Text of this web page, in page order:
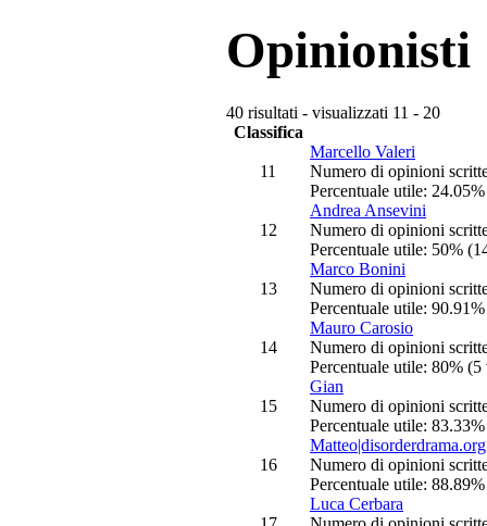
Opinionisti
40 risultati - visualizzati 11 - 20
Classifica
11
Marcello Valeri
Numero di opinioni
Percentuale utile:
12
Andrea Ansevini
Numero di opinioni
Percentuale utile: 50%
13
Marco Bonini
Numero di opinioni
Percentuale utile:
14
Mauro Carosio
Numero di opinioni
Percentuale utile: 80%
15
Gian
Numero di opinioni
Percentuale utile:
16
Matteo|disorderdrama.org
Numero di opinioni
Percentuale utile:
Luca Cerbara